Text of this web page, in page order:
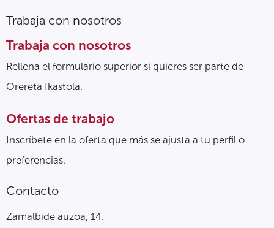
Trabaja con nosotros
Trabaja con nosotros
Rellena el formulario superior si quieres ser parte de
Orereta Ikastola.
Ofertas de trabajo
Inscríbete en la oferta que más se ajusta a tu perfil o
preferencias.
Contacto
Zamalbide auzoa, 14.